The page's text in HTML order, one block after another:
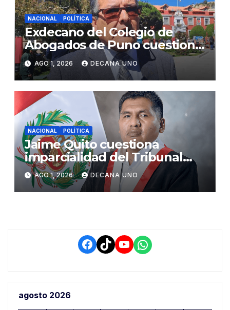
NACIONAL POLÍTICA
Exdecano del Colegio de
Abogados de Puno cuestiona
propuestas sobre seguridad
ciudadana
AGO 1, 2026 DECANA UNO
NACIONAL POLÍTICA
Jaime Quito cuestiona
imparcialidad del Tribunal
Constitucional tras liberación
de Ollanta Humala
AGO 1, 2026 DECANA UNO
Facebook
TikTokYouTube
WhatsApp
agosto 2026